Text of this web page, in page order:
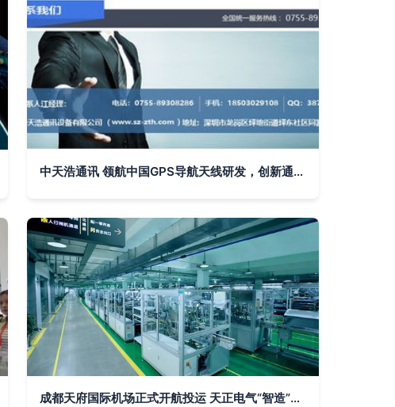
中天浩通讯 领航中国GPS导航天线研发，创新通信技术未来
成都天府国际机场正式开航投运 天正电气“智造”护航，通信技术赋能辉煌时刻